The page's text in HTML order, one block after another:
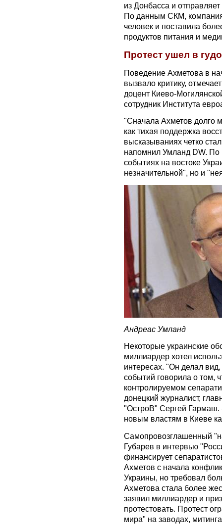
из Донбасса и
По данным СКМ,
человек и поставила
продуктов питания и
Протест ушел в
Поведение Ахметова в
вызвало критику,
доцент Киево-
сотрудник Института
"Сначала Ахметов долго
как тихая поддержка
высказываниях четко
напомнил Умланд DW. По
событиях на востоке
незначительной", но и
Андреас Умланд
Некоторые украинские
миллиардер хотел
интересах. "Он делал
событий говорила о том,
контролируемом
донецкий журналист,
"ОстроВ" Сергей Гармаш.
новым властям в Киеве
Самопровозглашенный
Губарев в интервью
финансирует
Ахметов с начала
Украины, но требовал
Ахметова стала более
заявил миллиардер и
протестовать. Протест
мира" на заводах,